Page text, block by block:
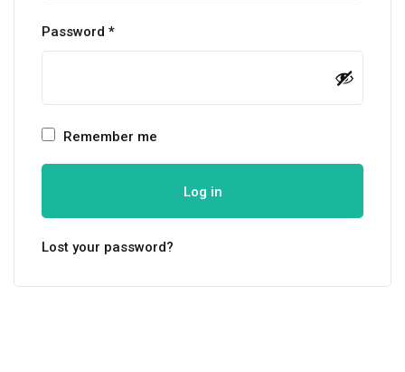
Password *
Remember me
Log in
Lost your password?